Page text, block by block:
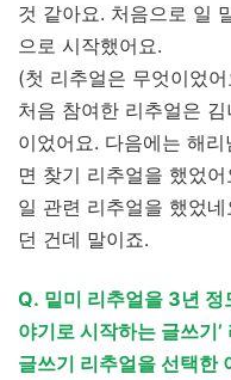
것 같아요. 처음으로 일
으로 시작했어요.
(첫 리추얼은 무엇이었어
처음 참여한 리추얼은
이었어요. 다음에는 해
면 찾기 리추얼을 했었
일 관련 리추얼을 했었
던 건데 말이죠.
Q. 밑미 리추얼을 3년 정
야기로 시작하는 글쓰기
글쓰기 리추얼을 선택한